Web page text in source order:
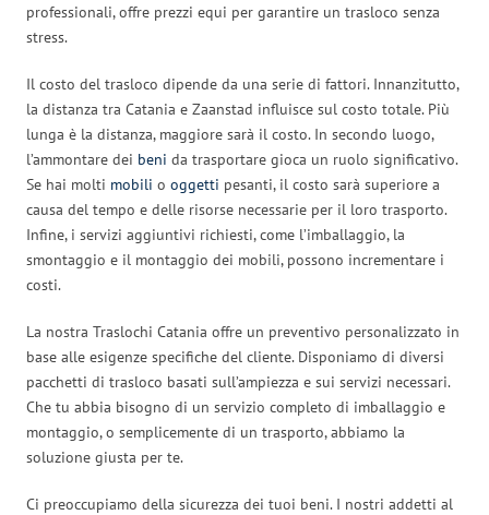
professionali, offre prezzi equi per garantire un trasloco senza
stress.
Il costo del trasloco dipende da una serie di fattori. Innanzitutto,
la distanza tra Catania e Zaanstad influisce sul costo totale. Più
lunga è la distanza, maggiore sarà il costo. In secondo luogo,
l’ammontare dei beni da trasportare gioca un ruolo significativo.
Se hai molti mobili o oggetti pesanti, il costo sarà superiore a
causa del tempo e delle risorse necessarie per il loro trasporto.
Infine, i servizi aggiuntivi richiesti, come l’imballaggio, la
smontaggio e il montaggio dei mobili, possono incrementare i
costi.
La nostra Traslochi Catania offre un preventivo personalizzato in
base alle esigenze specifiche del cliente. Disponiamo di diversi
pacchetti di trasloco basati sull’ampiezza e sui servizi necessari.
Che tu abbia bisogno di un servizio completo di imballaggio e
montaggio, o semplicemente di un trasporto, abbiamo la
soluzione giusta per te.
Ci preoccupiamo della sicurezza dei tuoi beni. I nostri addetti al